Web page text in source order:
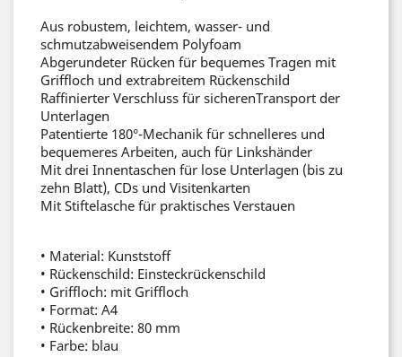
Aus robustem, leichtem, wasser- und
schmutzabweisendem Polyfoam
Abgerundeter Rücken für bequemes Tragen mit
Griffloch und extrabreitem Rückenschild
Raffinierter Verschluss für sicherenTransport der
Unterlagen
Patentierte 180°-Mechanik für schnelleres und
bequemeres Arbeiten, auch für Linkshänder
Mit drei Innentaschen für lose Unterlagen (bis zu
zehn Blatt), CDs und Visitenkarten
Mit Stiftelasche für praktisches Verstauen
• Material: Kunststoff
• Rückenschild: Einsteckrückenschild
• Griffloch: mit Griffloch
• Format: A4
• Rückenbreite: 80 mm
• Farbe: blau